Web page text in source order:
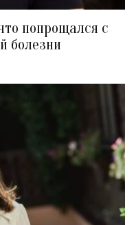
попрощался с
болезни